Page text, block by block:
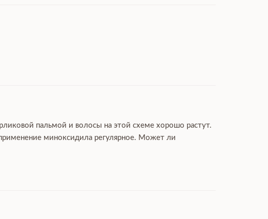
пальмой и волосы на этой схеме хорошо растут.
миноксидила регулярное. Может ли